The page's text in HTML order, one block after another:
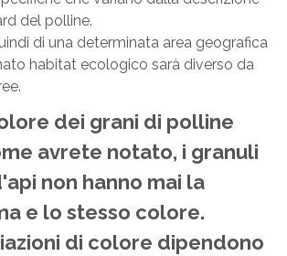
del polline.
di una determinata area geografica
habitat ecologico sarà diverso da
dei grani di polline
avrete notato, i granuli
non hanno mai la
e lo stesso colore.
di colore dipendono